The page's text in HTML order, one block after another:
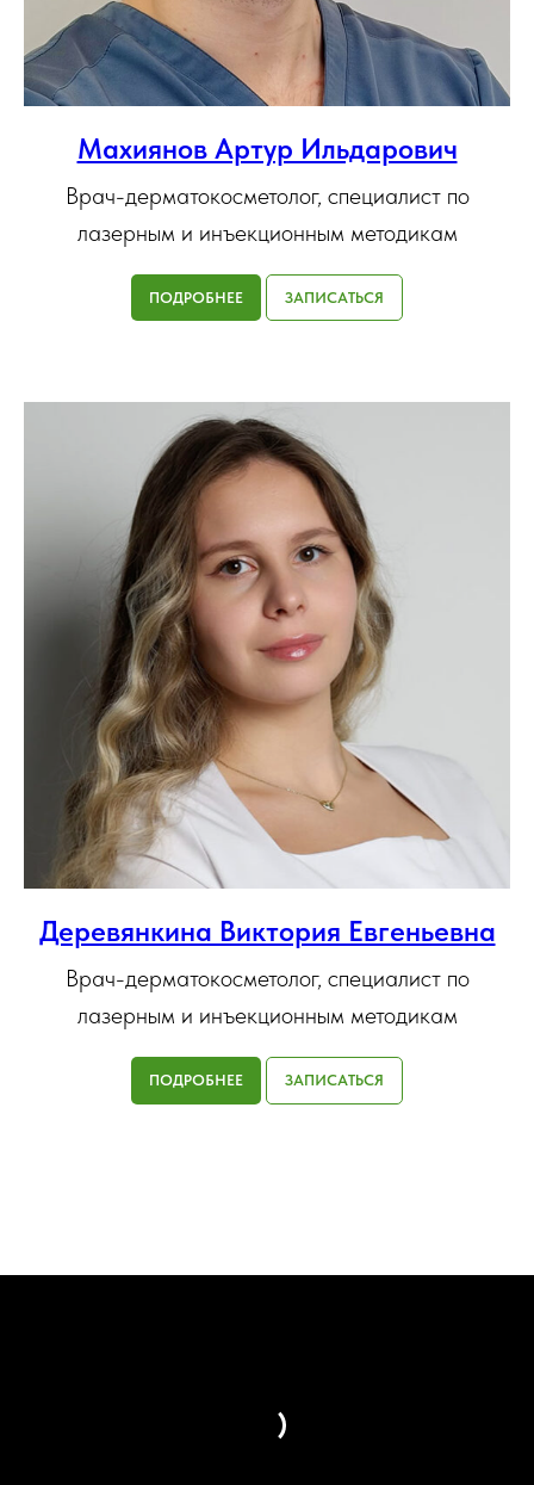
Махиянов Артур Ильдарович
Врач-дерматокосметолог, специалист по
лазерным и инъекционным методикам
ПОДРОБНЕЕ ЗАПИСАТЬСЯ
Деревянкина Виктория Евгеньевна
Врач-дерматокосметолог, специалист по
лазерным и инъекционным методикам
ПОДРОБНЕЕ ЗАПИСАТЬСЯ